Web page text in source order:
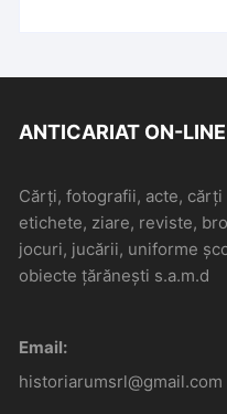
ANTICARIAT ON-LINE
Cărți, fotografii, acte,
etichete, ziare, reviste,
jocuri, jucării, uniforme
obiecte țărănești s.a.m.d
Email:
historiarumsrl@gmail.com